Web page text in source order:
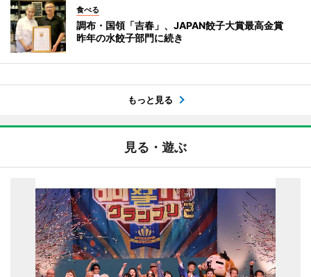
食べる
調布・国領「吉春」、JAPAN餃子大賞最高金賞
昨年の水餃子部門に続き
もっと見る
見る・遊ぶ